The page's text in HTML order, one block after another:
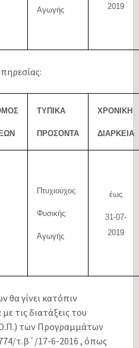
Αγωγής
2019
ΤΥΠΙΚΑ
ΠΡΟΣΟΝΤΑ
ΧΡΟΝΙΚΗ
ΔΙΑΡΚΕΙΑ
Πτυχιούχος
Φυσικής
Αγωγής
έως
31-07-
2019
θα γίνει κατόπιν
τις διατάξεις του
των Προγραμμάτων
τ.β΄/17-6-2016 , όπως